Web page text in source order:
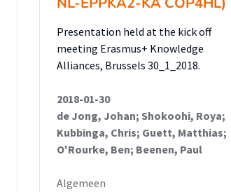
Presentation held at the kick off
meeting Erasmus+ Knowledge
Alliances, Brussels 30_1_2018.
2018-01-30
de Jong, Johan; Shokoohi, Roya;
Kubbinga, Chris; Guett, Matthias;
O'Rourke, Ben; Beenen, Paul
Algemeen